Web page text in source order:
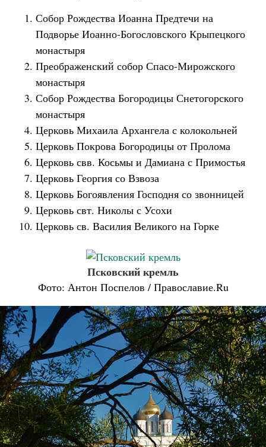
Собор Рождества Иоанна Предтечи на
Подворье Иоанно-Богословского Крыпецкого
монастыря
Преображенский собор Спасо-Мирожского
монастыря
Собор Рождества Богородицы Снетогорского
монастыря
Церковь Михаила Архангела с колокольней
Церковь Покрова Богородицы от Пролома
Церковь свв. Косьмы и Дамиана с Примостья
Церковь Георгия со Взвоза
Церковь Богоявления Господня со звонницей
Церковь свт. Николы с Усохи
Церковь св. Василия Великого на Горке
Псковский кремль
Фото: Антон Поспелов / Православие.Ru